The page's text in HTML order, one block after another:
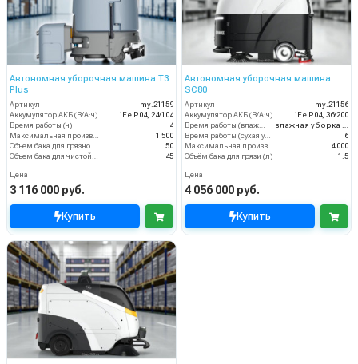
Автономная уборочная машина T3
Plus
Артикул
my.21159
Аккумулятор АКБ (В/А·ч)
LiFe P04, 24/104
Время работы (ч)
4
Максимальная производительность (м2/ч)
1 500
Объем бака для грязной воды, л
50
Объем бака для чистой воды, л
45
Цена
3 116 000 руб.
Купить
Автономная уборочная машина
SC80
Артикул
my.21156
Аккумулятор АКБ (В/А·ч)
LiFe P04, 36/200
Время работы (влажная уборка), (ч)
влажная уборка – до 3 часов
Время работы (сухая уборка), (ч)
6
Максимальная производительность (м2/ч)
4 000
Объём бака для грязи (л)
1.5
Цена
4 056 000 руб.
Купить